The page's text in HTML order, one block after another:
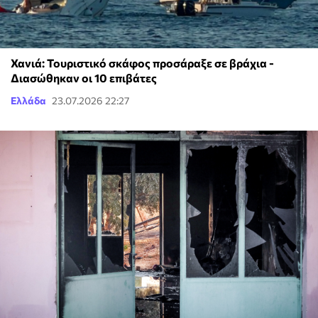
Χανιά: Τουριστικό σκάφος προσάραξε σε βράχια -
Διασώθηκαν οι 10 επιβάτες
Ελλάδα 23.07.2026 22:27